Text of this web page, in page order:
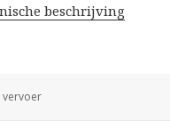
beschrijving
Categorieën
vervoer